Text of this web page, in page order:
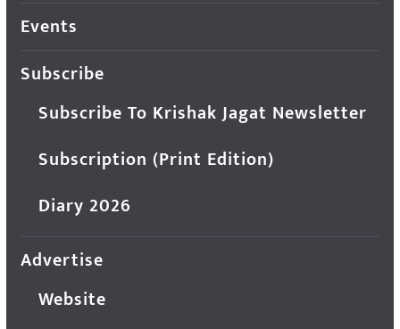
Events
Subscribe
Subscribe To Krishak Jagat Newsletter
Subscription (Print Edition)
Diary 2026
Advertise
Website